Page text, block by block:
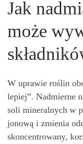
Jak
może
W uprawie roślin
lepiej”. Nadmierne
soli mineralnych w
jonową i zmienia
skoncentrowany,